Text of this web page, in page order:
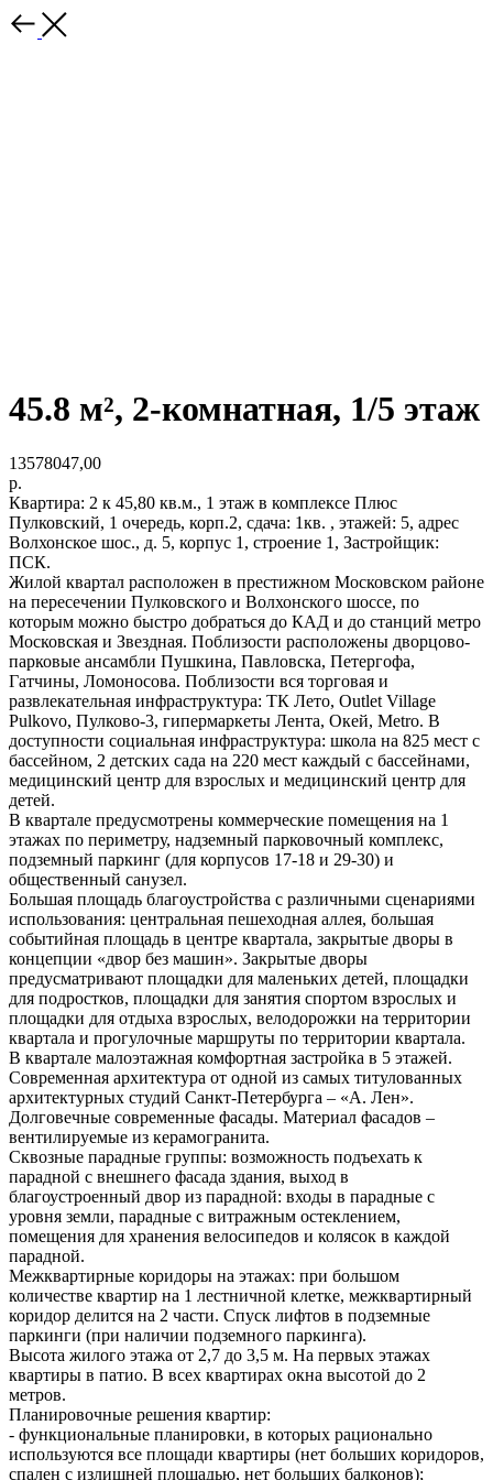
45.8 м², 2-комнатная, 1/5 этаж
13578047,00
р.
Квартира: 2 к 45,80 кв.м., 1 этаж в комплексе Плюс
Пулковский, 1 очередь, корп.2, сдача: 1кв. , этажей: 5, адрес
Волхонское шос., д. 5, корпус 1, строение 1, Застройщик:
ПСК.
Жилой квартал расположен в престижном Московском районе
на пересечении Пулковского и Волхонского шоссе, по
которым можно быстро добраться до КАД и до станций метро
Московская и Звездная. Поблизости расположены дворцово-
парковые ансамбли Пушкина, Павловска, Петергофа,
Гатчины, Ломоносова. Поблизости вся торговая и
развлекательная инфраструктура: ТК Лето, Outlet Village
Pulkovo, Пулково-3, гипермаркеты Лента, Окей, Metro. В
доступности социальная инфраструктура: школа на 825 мест с
бассейном, 2 детских сада на 220 мест каждый с бассейнами,
медицинский центр для взрослых и медицинский центр для
детей.
В квартале предусмотрены коммерческие помещения на 1
этажах по периметру, надземный парковочный комплекс,
подземный паркинг (для корпусов 17-18 и 29-30) и
общественный санузел.
Большая площадь благоустройства с различными сценариями
использования: центральная пешеходная аллея, большая
событийная площадь в центре квартала, закрытые дворы в
концепции «двор без машин». Закрытые дворы
предусматривают площадки для маленьких детей, площадки
для подростков, площадки для занятия спортом взрослых и
площадки для отдыха взрослых, велодорожки на территории
квартала и прогулочные маршруты по территории квартала.
В квартале малоэтажная комфортная застройка в 5 этажей.
Современная архитектура от одной из самых титулованных
архитектурных студий Санкт-Петербурга – «А. Лен».
Долговечные современные фасады. Материал фасадов –
вентилируемые из керамогранита.
Сквозные парадные группы: возможность подъехать к
парадной с внешнего фасада здания, выход в
благоустроенный двор из парадной: входы в парадные с
уровня земли, парадные с витражным остеклением,
помещения для хранения велосипедов и колясок в каждой
парадной.
Межквартирные коридоры на этажах: при большом
количестве квартир на 1 лестничной клетке, межквартирный
коридор делится на 2 части. Спуск лифтов в подземные
паркинги (при наличии подземного паркинга).
Высота жилого этажа от 2,7 до 3,5 м. На первых этажах
квартиры в патио. В всех квартирах окна высотой до 2
метров.
Планировочные решения квартир:
- функциональные планировки, в которых рационально
используются все площади квартиры (нет больших коридоров,
спален с излишней площадью, нет больших балконов);